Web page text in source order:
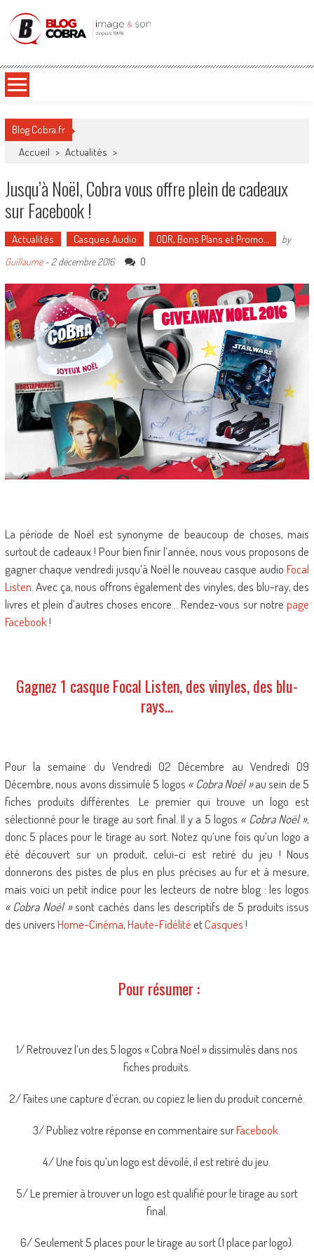
Blog Cobra
Blog Cobra.fr
Accueil > Actualités >
Jusqu’à Noël, Cobra vous offre plein de cadeaux
sur Facebook !
Actualités Casques Audio ODR, Bons Plans et Promo…
by
Guillaume- 2 décembre 2016 0
La période de Noël est synonyme de beaucoup de choses, mais
surtout de cadeaux ! Pour bien finir l’année, nous vous proposons de
gagner chaque vendredi jusqu’à Noël le nouveau casque audioFocal
Listen . Avec ça, nous offrons également des vinyles, des blu-ray, des
livres et plein d’autres choses encore… Rendez-vous sur notrepage
Facebook!
Gagnez 1 casque Focal Listen, des vinyles, des blu-
rays…
Pour la semaine du Vendredi 02 Décembre au Vendredi 09
Décembre, nous avons dissimulé 5 logos « Cobra Noël »au sein de 5
fiches produits différentes. Le premier qui trouve un logo est
sélectionné pour le tirage au sort final. Il y a 5 logos « Cobra Noël »,
donc 5 places pour le tirage au sort. Notez qu’une fois qu’un logo a
été découvert sur un produit, celui-ci est retiré du jeu ! Nous
donnerons des pistes de plus en plus précises au fur et à mesure,
mais voici un petit indice pour les lecteurs de notre blog : les logos
« Cobra Noël »sont cachés dans les descriptifs de 5 produits issus
des universHome-Cinéma,Haute-FidélitéetCasques!
Pour résumer :
1/ Retrouvez l’un des 5 logos « Cobra Noël » dissimulés dans nos
fiches produits.
2/ Faites une capture d’écran, ou copiez le lien du produit concerné.
3/ Publiez votre réponse en commentaire surFacebook
4/ Une fois qu’un logo est dévoilé, il est retiré du jeu.
5/ Le premier à trouver un logo est qualifié pour le tirage au sort
final.
6/ Seulement 5 places pour le tirage au sort (1 place par logo).